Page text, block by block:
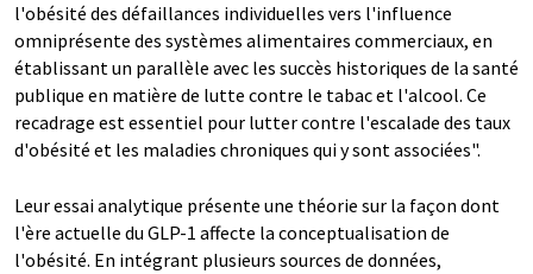
l'obésité des défaillances individuelles vers l'influence
omniprésente des systèmes alimentaires commerciaux, en
établissant un parallèle avec les succès historiques de la santé
publique en matière de lutte contre le tabac et l'alcool. Ce
recadrage est essentiel pour lutter contre l'escalade des taux
d'obésité et les maladies chroniques qui y sont associées".
Leur essai analytique présente une théorie sur la façon dont
l'ère actuelle du GLP-1 affecte la conceptualisation de
l'obésité. En intégrant plusieurs sources de données,